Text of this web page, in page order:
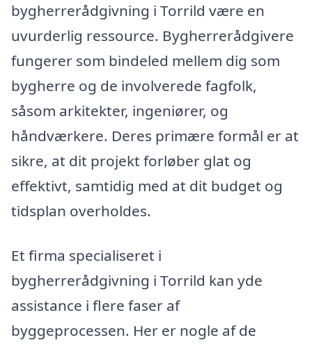
bygherrerådgivning i Torrild være en
uvurderlig ressource. Bygherrerådgivere
fungerer som bindeled mellem dig som
bygherre og de involverede fagfolk,
såsom arkitekter, ingeniører, og
håndværkere. Deres primære formål er at
sikre, at dit projekt forløber glat og
effektivt, samtidig med at dit budget og
tidsplan overholdes.
Et firma specialiseret i
bygherrerådgivning i Torrild kan yde
assistance i flere faser af
byggeprocessen. Her er nogle af de